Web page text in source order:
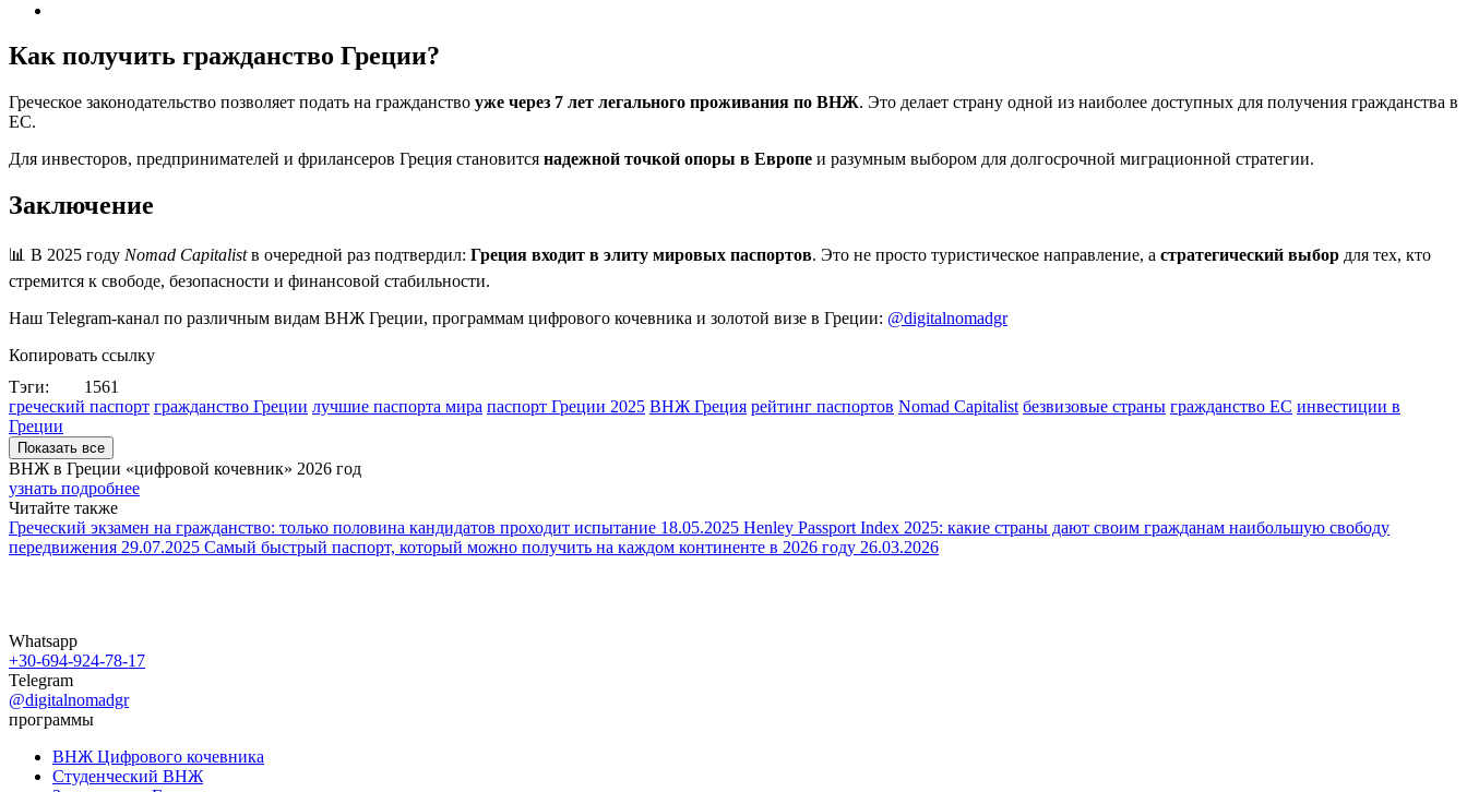
Как получить гражданство Греции?
Греческое законодательство позволяет подать на гражданство уже через 7 лет легального проживания по ВНЖ. Это делает страну одной из наиболее доступных для получения гражданства в
ЕС.
Для инвесторов, предпринимателей и фрилансеров Греция становится надежной точкой опоры в Европе и разумным выбором для долгосрочной миграционной стратегии.
Заключение
📊 В 2025 году Nomad Capitalistв очередной раз подтвердил: Греция входит в элиту мировых паспортов. Это не просто туристическое направление, а стратегический выбор для тех, кто
стремится к свободе, безопасности и финансовой стабильности.
Наш Telegram-канал по различным видам ВНЖ Греции, программам цифрового кочевника и золотой визе в Греции: @digitalnomadgr
Копировать ссылку
Тэги:
1561
греческий паспорт гражданство Греции лучшие паспорта мира паспорт Греции 2025 ВНЖ Греция рейтинг паспортов Nomad Capitalist безвизовые страны гражданство ЕС инвестиции в
Греции
Показать все
ВНЖ в Греции «цифровой кочевник» 2026 год
узнать подробнее
Читайте также
Греческий экзамен на гражданство: только половина кандидатов проходит испытание 18.05.2025 Henley Passport Index 2025: какие страны дают своим гражданам наибольшую свободу
передвижения 29.07.2025 Самый быстрый паспорт, который можно получить на каждом континенте в 2026 году 26.03.2026
Whatsapp
+30-694-924-78-17
Telegram
@digitalnomadgr
программы
ВНЖ Цифрового кочевника
Студенческий ВНЖ